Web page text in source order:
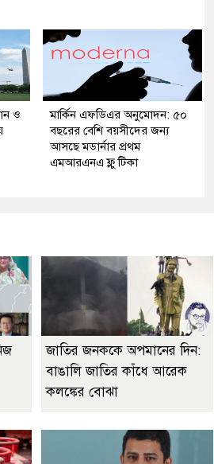
ও
মার্কিন এফডিএর অনুমোদন: ৫০
বছরের বেশি বয়সীদের জন্য
আসছে মডার্নার প্রথম
এমআরএনএ ফ্লু টিকা
জাতির জনককে অপমানের দিন:
বাঙালি জাতির কাঁধে আরেক
কলঙ্কের বোঝা